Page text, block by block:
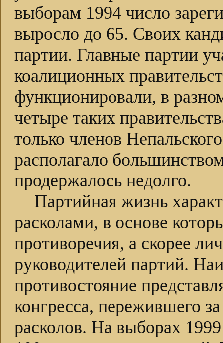
выборам 1994 число
выросло до 65. Своих
партии. Главные партии
коалиционных
функционировали, в
четыре таких
только членов
располагало
продержалось недолго.
Партийная жизнь
расколами, в основе
противоречия, а скорее
руководителей партий.
противостояние
конгресса, пережившего
расколов. На выборах